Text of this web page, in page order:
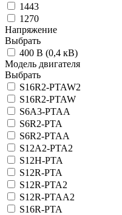
1443
1270
Напряжение
Выбрать
400 В (0,4 кВ)
Модель двигателя
Выбрать
S16R2-PTAW2
S16R2-PTAW
S6A3-PTAA
S6R2-PTA
S6R2-PTAA
S12A2-PTA2
S12H-PTA
S12R-PTA
S12R-PTA2
S12R-PTAА2
S16R-PTA